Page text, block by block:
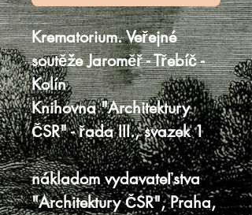
Krematorium. Veřejné
soutěže Jaroměř - Třebíč -
Kolín
Knihovna "Architektury
ČSR" - řada III., svazek 1
nákladom vydavateľstva
"Architektury ČSR", Praha,